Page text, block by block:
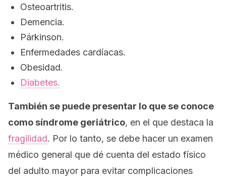
Osteoartritis.
Demencia.
Párkinson.
Enfermedades cardíacas.
Obesidad.
Diabetes.
También se puede presentar lo que se conoce
como síndrome geriátrico, en el que destaca la
fragilidad. Por lo tanto, se debe hacer un examen
médico general que dé cuenta del estado físico
del adulto mayor para evitar complicaciones